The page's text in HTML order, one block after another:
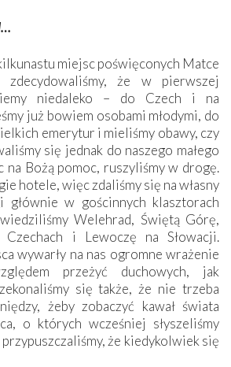
miejsc poświęconych Matce
że w pierwszej
niedaleko – do Czech i na
już bowiem osobami młodymi, do
emerytur i mieliśmy obawy, czy
się jednak do naszego małego
na Bożą pomoc, ruszyliśmy w drogę.
hotele, więc zdaliśmy się na własny
w gościnnych klasztorach
Welehrad, Świętą Górę,
i Lewoczę na Słowacji.
wywarły na nas ogromne wrażenie
przeżyć duchowych, jak
się także, że nie trzeba
żeby zobaczyć kawał świata
o których wcześniej słyszeliśmy
że kiedykolwiek się